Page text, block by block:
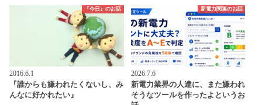
『今日』のお話
2016.6.1
『誰からも嫌われたくないし、み
んなに好かれたい』
新電力関連のお話
2026.7.6
新電力業界の人達に、また嫌われ
そうなツールを作ったよというお